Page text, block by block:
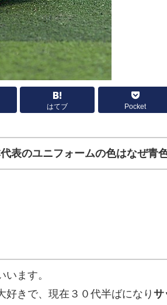
はてブ Pocket
表のユニフォームの色はなぜ青
ます。
好きで、現在３０代半ばになり サ